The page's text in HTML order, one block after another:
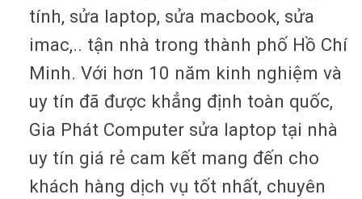
tính, sửa laptop, sửa macbook, sửa
imac,.. tận nhà trong thành phố Hồ Chí
Minh. Với hơn 10 năm kinh nghiệm và
uy tín đã được khẳng định toàn quốc,
Gia Phát Computer sửa laptop tại nhà
uy tín giá rẻ cam kết mang đến cho
khách hàng dịch vụ tốt nhất, chuyên